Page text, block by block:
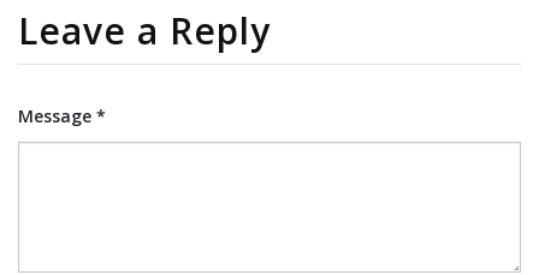
Leave a Reply
Message *